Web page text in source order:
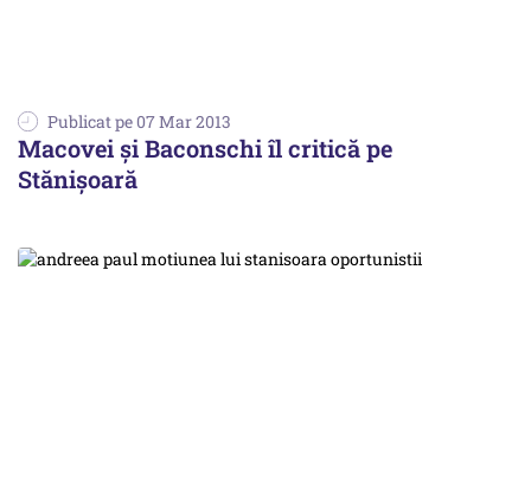
Publicat pe 07 Mar 2013
Macovei și Baconschi îl critică pe
Stănișoară